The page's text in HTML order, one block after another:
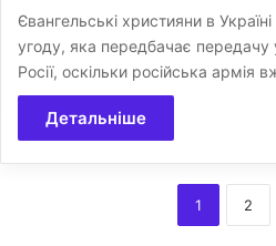
Євангельські християни в
угоду, яка передбачає передачу
Росії, оскільки російська армія
Детальніше
1 2